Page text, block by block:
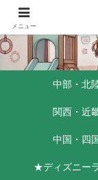
中部・北
関西・近
中国・四
★ディズニー
メニュー